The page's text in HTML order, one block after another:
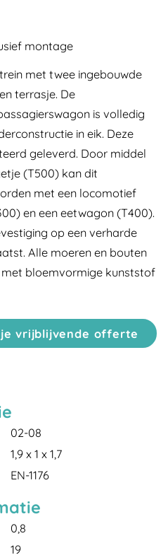
montage
met twee ingebouwde
terrasje. De
is volledig
in eik. Deze
geleverd. Door middel
(T500) kan dit
met een locomotief
en een eetwagon (T400).
op een verharde
Alle moeren en bouten
bloemvormige kunststof
je vrijblijvende offerte
02-08
1,9 x 1 x 1,7
EN-1176
0,8
19